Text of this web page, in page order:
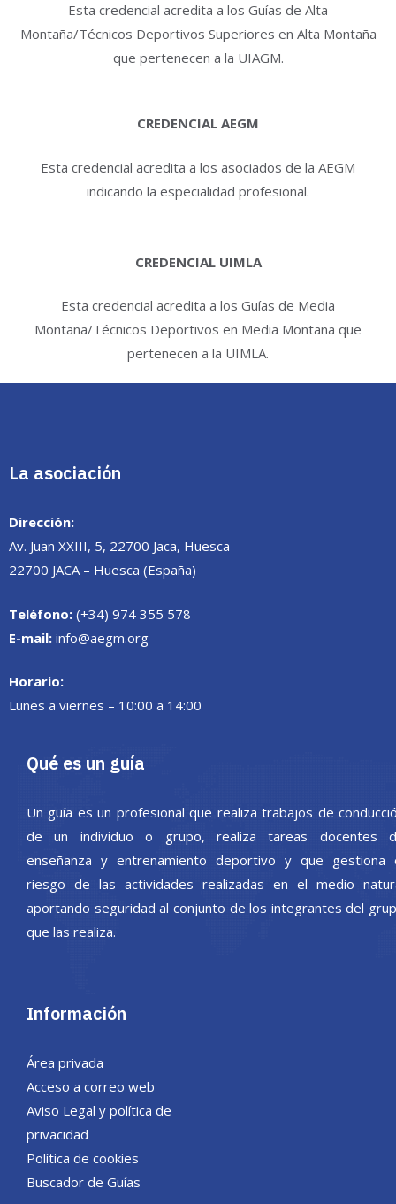
Esta credencial acredita a los Guías de Alta
Montaña/Técnicos Deportivos Superiores en Alta Montaña
que pertenecen a la UIAGM.
CREDENCIAL AEGM
Esta credencial acredita a los asociados de la AEGM
indicando la especialidad profesional.
CREDENCIAL UIMLA
Esta credencial acredita a los Guías de Media
Montaña/Técnicos Deportivos en Media Montaña que
pertenecen a la UIMLA.
La asociación
Dirección:
Av. Juan XXIII, 5, 22700 Jaca, Huesca
22700 JACA – Huesca (España)
Teléfono: (+34) 974 355 578
E-mail: info@aegm.org
Horario:
Lunes a viernes – 10:00 a 14:00
Qué es un guía
Un guía es un profesional que realiza trabajos de
de un individuo o grupo, realiza tareas docentes
enseñanza y entrenamiento deportivo y que gestiona
riesgo de las actividades realizadas en el medio
aportando seguridad al conjunto de los integrantes del
que las realiza.
Información
Área privada
Acceso a correo web
Aviso Legal y política de
privacidad
Política de cookies
Buscador de Guías